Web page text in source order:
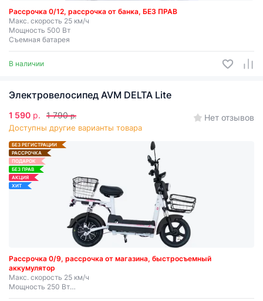
Рассрочка 0/12, рассрочка от банка, БЕЗ ПРАВ
Макс. скорость 25 км/ч
Мощность 500 Вт
Съемная батарея
В наличии
Электровелосипед AVM DELTA Lite
1 590 р. 1 790 р.
Доступны другие варианты товара
Нет отзывов
БЕЗ РЕГИСТРАЦИИ
РАССРОЧКА
ПОДАРОК
БЕЗ ПРАВ
АКЦИЯ
ХИТ
Рассрочка 0/9, рассрочка от магазина, быстросъемный
аккумулятор
Макс. скорость 25 км/ч
Мощность 250 Вт
Запас хода до 35 км